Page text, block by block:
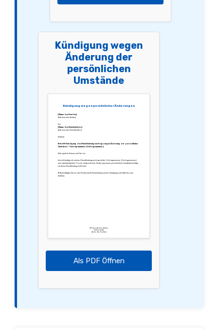
Kündigung wegen
Änderung der
persönlichen
Umstände
Kündigung wegen persönlicher Änderungen
[Name des Kunden]
[Adresse des Kunden]
An:
[Name des Dienstleisters]
[Adresse des Dienstleisters]
[Datum]
Betreff: Kündigung des Dienstleistungsvertrags wegen Änderung der persönlichen
Umstände – Vertragsnummer: [Vertragsnummer]
Sehr geehrte Damen und Herren,
hiermit kündige ich meinen Dienstleistungsvertrag mit der Vertragsnummer [Vertragsnummer]
zum nächstmöglichen Termin. Aufgrund einer Änderung meiner persönlichen Umstände benötige
ich diese Dienstleistung nicht mehr.
Bitte bestätigen Sie mir den Erhalt und die Bearbeitung meiner Kündigung schriftlich bis zum
[Datum].
Mit freundlichen Grüßen,
[Unterschrift]
[Name des Kunden]
Als PDF Öffnen